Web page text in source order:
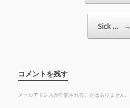
Sick … →
コメントを残す
メールアドレスが公開されることはありません。